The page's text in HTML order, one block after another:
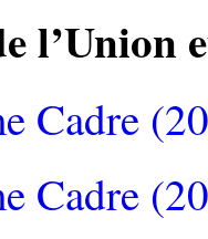
l’Union
Cadre
Cadre